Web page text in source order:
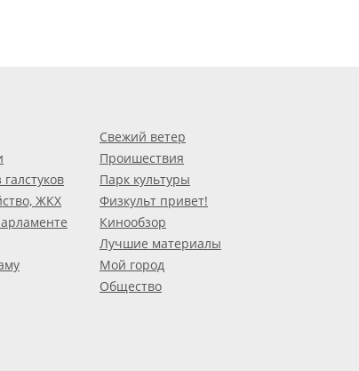
ЖКХ
Свежий ветер
Проишествия
Парк культуры
Физкульт привет!
Кинообзор
Лучшие материалы
Мой город
Общество